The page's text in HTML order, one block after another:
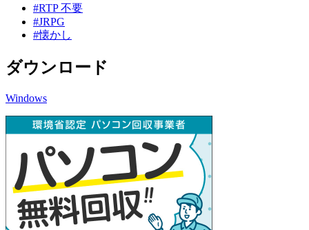
#RTP 不要
#JRPG
#懐かし
ダウンロード
Windows